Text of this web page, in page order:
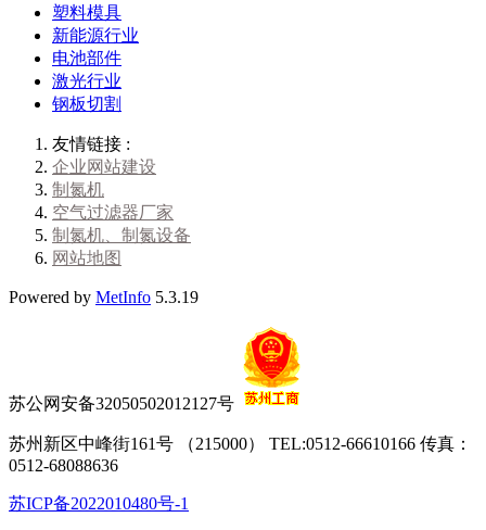
塑料模具
新能源行业
电池部件
激光行业
钢板切割
友情链接 :
企业网站建设
制氮机
空气过滤器厂家
制氮机、制氮设备
网站地图
Powered by MetInfo 5.3.19
苏公网安备32050502012127号
苏州新区中峰街161号 （215000） TEL:0512-66610166 传真：
0512-68088636
苏ICP备2022010480号-1